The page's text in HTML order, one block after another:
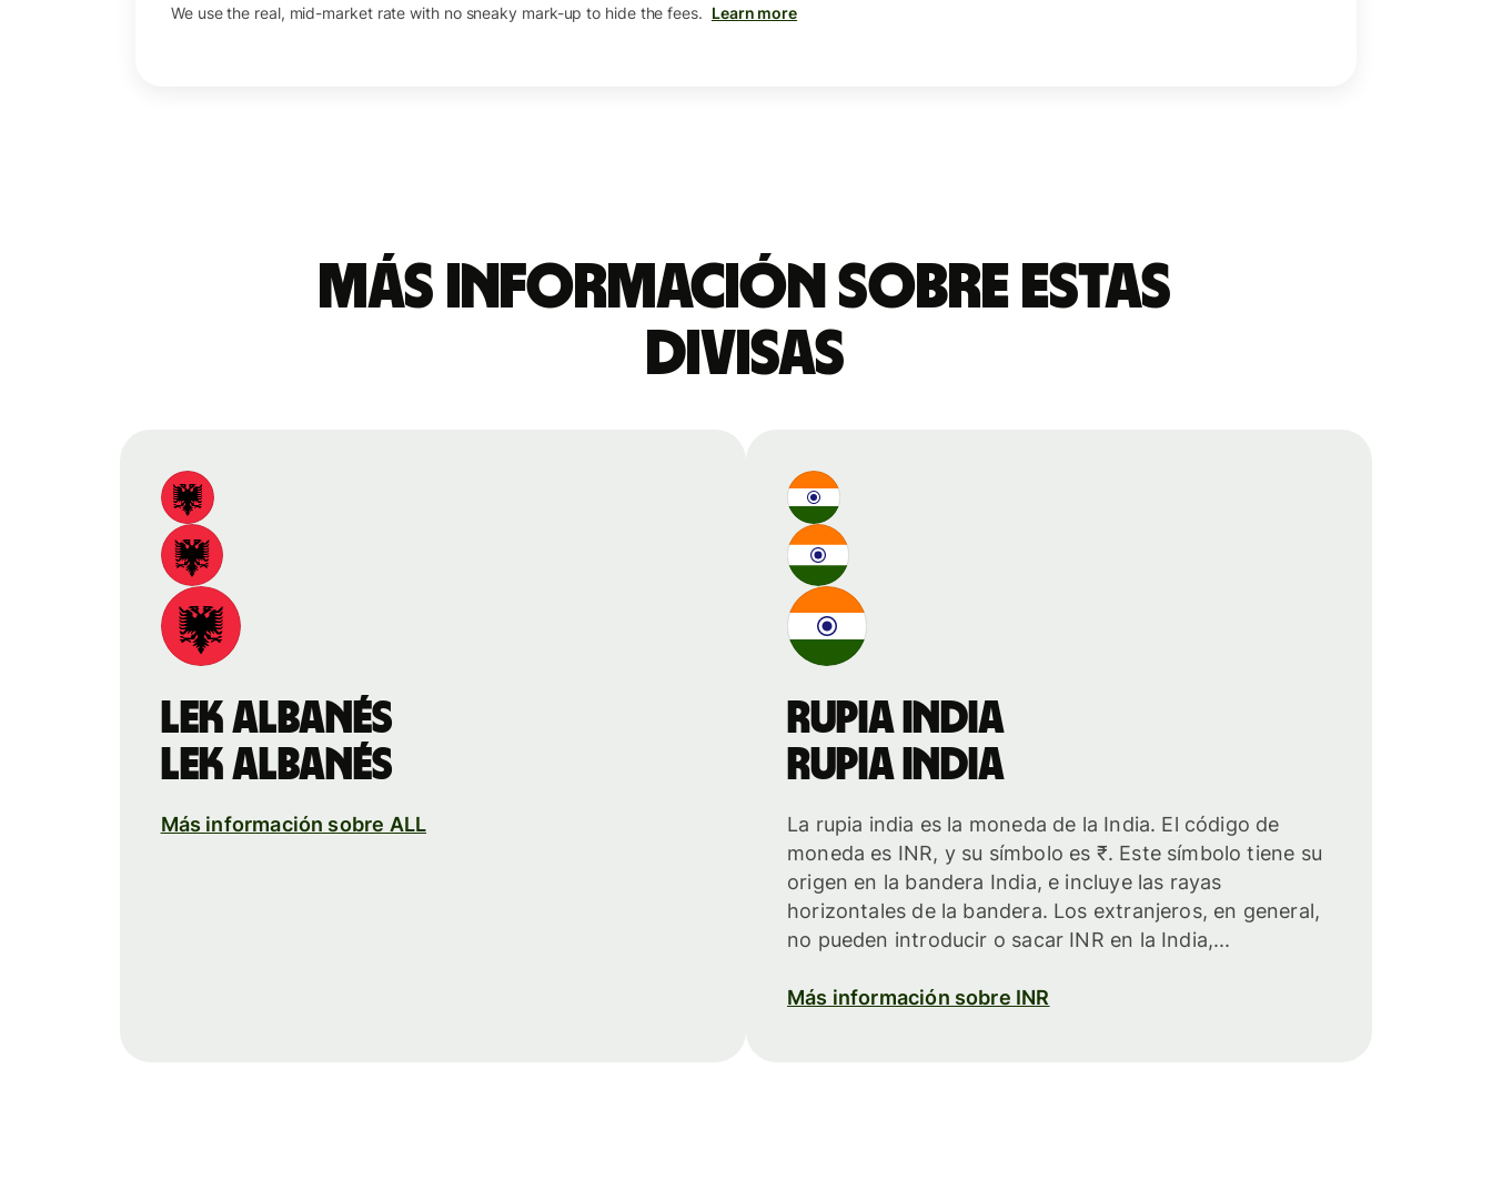
We use the real, mid-market rate with no sneaky mark-up to hide the fees. Learn more
Más información sobre estas
divisas
lek albanés
lek albanés
Más información sobre ALL
rupia india
rupia india
La rupia india es la moneda de la India. El código de
moneda es INR, y su símbolo es ₹. Este símbolo tiene su
origen en la bandera India, e incluye las rayas
horizontales de la bandera. Los extranjeros, en general,
no pueden introducir o sacar INR en la India,...
Más información sobre INR